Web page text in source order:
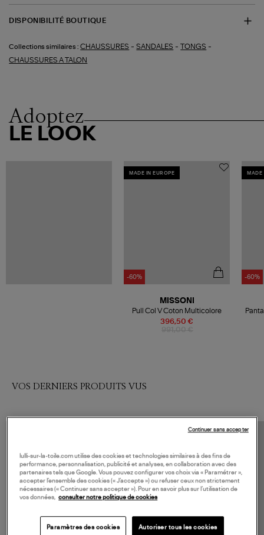
DISPONIBILITÉ BOUTIQUE
Collections similaires : CHAUSSURES -SANDALES -TONGS -
CHAUSSURES A TALON
Adoptez
LE LOOK
MADE IN EUROPE
-60%
396,50 €
MISSONI
Pull Col V Coton Multicolore
MADE
-60%
VOS DERNIERS PRODUITS VUS
lulli-sur-la-toile.com utilise des cookies et technologies similaires à des fins de
performance, personnalisation, publicité et analyses, en collaboration avec des
partenaires tels que Google. Vous pouvez configurer vos choix via « Paramétrer »,
accepter l’ensemble des cookies (« J’accepte ») ou refuser ceux non strictement
nécessaires (« Continuer sans accepter »). Pour en savoir plus sur l’utilisation de
vos données, consulter notre politique de cookies
Paramètres des cookies Autoriser tous les cookies
Continuer sans accepter